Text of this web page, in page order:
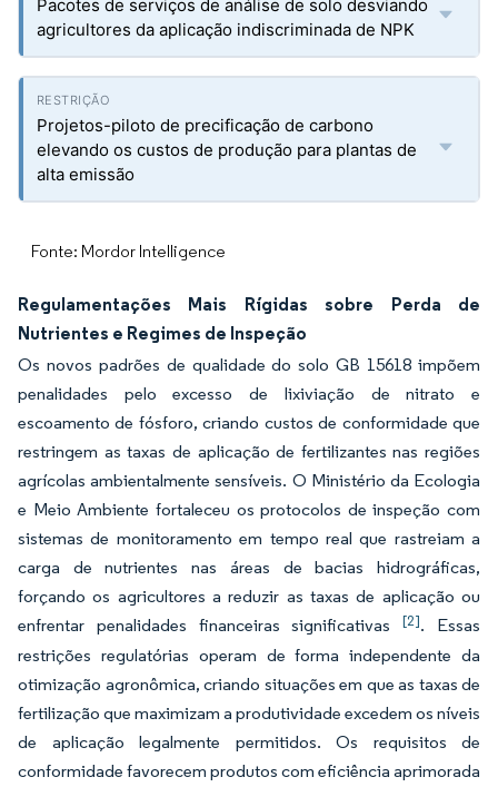
Pacotes de serviços de análise de solo desviando
agricultores da aplicação indiscriminada de NPK
Projetos-piloto de precificação de carbono
elevando os custos de produção para plantas de
alta emissão
Fonte: Mordor Intelligence
Regulamentações Mais Rígidas sobre Perda de
Nutrientes e Regimes de Inspeção
Os novos padrões de qualidade do solo GB 15618 impõem
penalidades pelo excesso de lixiviação de nitrato e
escoamento de fósforo, criando custos de conformidade que
restringem as taxas de aplicação de fertilizantes nas regiões
agrícolas ambientalmente sensíveis. O Ministério da Ecologia
e Meio Ambiente fortaleceu os protocolos de inspeção com
sistemas de monitoramento em tempo real que rastreiam a
carga de nutrientes nas áreas de bacias hidrográficas,
forçando os agricultores a reduzir as taxas de aplicação ou
enfrentar penalidades financeiras significativas[2]. Essas
restrições regulatórias operam de forma independente da
otimização agronômica, criando situações em que as taxas de
fertilização que maximizam a produtividade excedem os níveis
de aplicação legalmente permitidos. Os requisitos de
conformidade favorecem produtos com eficiência aprimorada